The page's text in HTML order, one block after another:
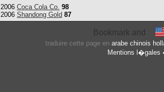
2006 Coca Cola Co. 98
2006 Shandong Gold 87
traduire cette page en arabe chinois
Mentions l�gales